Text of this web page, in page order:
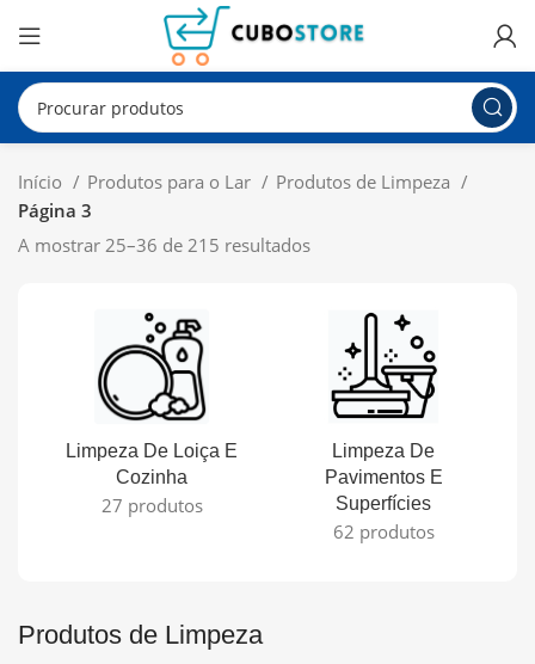
Início Produtos para o Lar
Produtos de Limpeza
Página 3
A mostrar 25–36 de 215 resultados
Limpeza De Loiça E
Cozinha
27 produtos
Limpeza De
Pavimentos E
Superfícies
62 produtos
Produtos de Limpeza